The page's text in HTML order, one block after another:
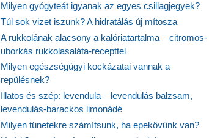
Milyen gyógyteát igyanak az egyes csillagjegyek?
Túl sok vizet iszunk? A hidratálás új mítosza
A rukkolának alacsony a kalóriatartalma – citromos-
uborkás rukkolasaláta-recepttel
Milyen egészségügyi kockázatai vannak a
repülésnek?
Illatos és szép: levendula – levendulás balzsam,
levendulás-barackos limonádé
Milyen tünetekre számítsunk, ha epekövünk van?